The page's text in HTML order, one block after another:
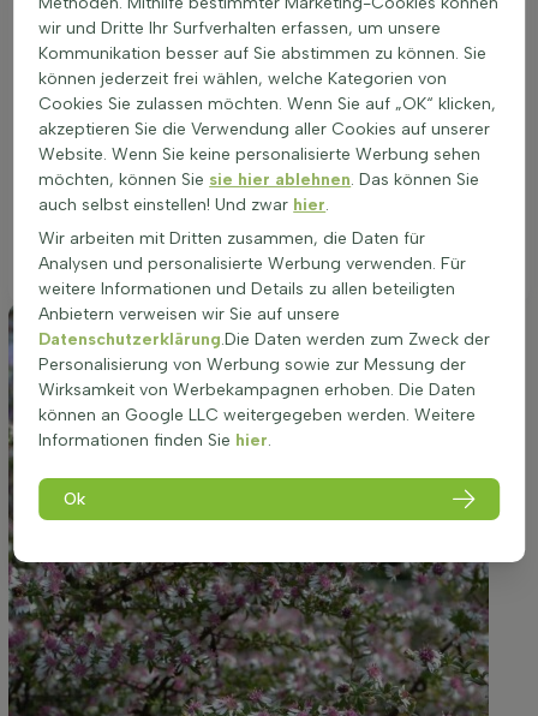
Die Aster lateriflorus 'Horizontalis' gedeiht am besten an
einem Standort, der entweder vollsonnig oder halbschattig
ist. Die Wachstumsbedingungen sind optimal, wenn die
Pflanze genügend Licht erhält, was ihre reiche Blütenbildung
im Spätsommer und Herbst fördert. Der Boden sollte für eine
gesunde Entwicklung der buschigen Wuchsform gut
durchlässig sein. Durchschnittliche Wasserzufuhr ist
ausreichend, jedoch ist es wichtig, Staunässe zu vermeiden,
da diese Art keine Dürreperioden toleriert. Ein Standort, der
diese Bedingungen erfüllt, wird das ganze Jahr über eine
attraktive Bepflanzung sicherstellen.
wir und Dritte Ihr Surfverhalten erfassen, um unsere
Kommunikation besser auf Sie abstimmen zu können. Sie
können jederzeit frei wählen, welche Kategorien von
Cookies Sie zulassen möchten. Wenn Sie auf „OK“ klicken,
akzeptieren Sie die Verwendung aller Cookies auf unserer
Website. Wenn Sie keine personalisierte Werbung sehen
möchten, können Sie sie hier ablehnen. Das können Sie
auch selbst einstellen! Und zwar hier.
Wir arbeiten mit Dritten zusammen, die Daten für
Analysen und personalisierte Werbung verwenden. Für
weitere Informationen und Details zu allen beteiligten
Anbietern verweisen wir Sie auf unsere
Datenschutzerklärung.Die Daten werden zum Zweck der
Personalisierung von Werbung sowie zur Messung der
Wirksamkeit von Werbekampagnen erhoben. Die Daten
können an Google LLC weitergegeben werden. Weitere
Informationen finden Sie hier.
Ok